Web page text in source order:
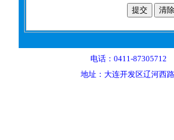
电话：0411-87305712
地址：大连开发区辽河西